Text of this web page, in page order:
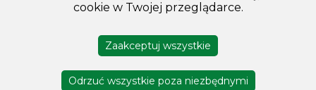
(woj. Opolskie)
Copyright © 2026 Hurtownia - Majster. Wszelkie prawa
cookie w Twojej przeglądarce.
Zaakceptuj wszystkie
Odrzuć wszystkie poza niezbędnymi